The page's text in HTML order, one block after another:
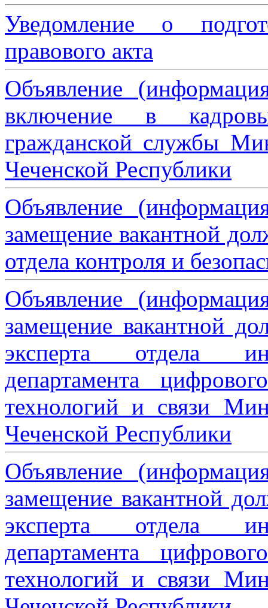
Уведомление о
правового акта
Объявление
включение в
гражданской службы
Чеченской Республики
Объявление
замещение вакантной
отдела контроля и
Объявление
замещение вакантной
эксперта отдела
департамента
технологий и связи
Чеченской Республики
Объявление
замещение вакантной
эксперта отдела
департамента
технологий и связи